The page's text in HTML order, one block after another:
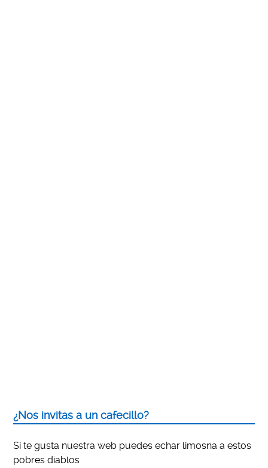
¿Nos invitas a un cafecillo?
Si te gusta nuestra web puedes echar limosna a estos
pobres diablos